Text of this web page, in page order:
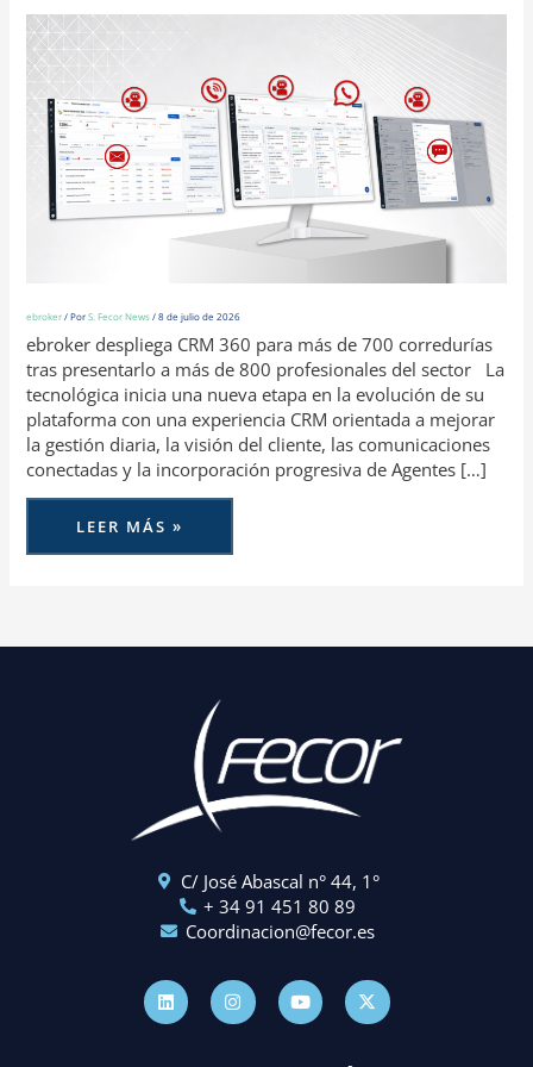
ebroker/ PorS. Fecor News/8 de julio de 2026
ebroker despliega CRM 360 para más de 700 corredurías
tras presentarlo a más de 800 profesionales del sector La
tecnológica inicia una nueva etapa en la evolución de su
plataforma con una experiencia CRM orientada a mejorar
la gestión diaria, la visión del cliente, las comunicaciones
conectadas y la incorporación progresiva de Agentes […]
LEER MÁS »
C/ José Abascal n° 44, 1°
+ 34 91 451 80 89
Coordinacion@fecor.es
L
i
n
k
I
n
s
t
Y
o
u
t
X
-
t
w